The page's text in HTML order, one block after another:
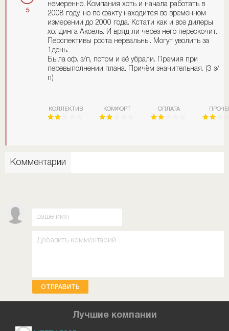
5
немеренно. Компания хоть и начала работать в
2008 году, но по факту находится во временном
измерении до 2000 года. Кстати как и все дилеры
холдинга Аксель. И вряд ли через него перескочит.
Перспективы роста нереальны. Могут уволить за
1день.
Была оф. з/п, потом и её убрали. Премия при
перевыполнении плана. Причём значительная. (3 з/
п)
КОЛЛЕКТИВ КОМФОРТ ОПЛАТА
Комментарии
ОТПРАВИТЬ
Лучшие компании